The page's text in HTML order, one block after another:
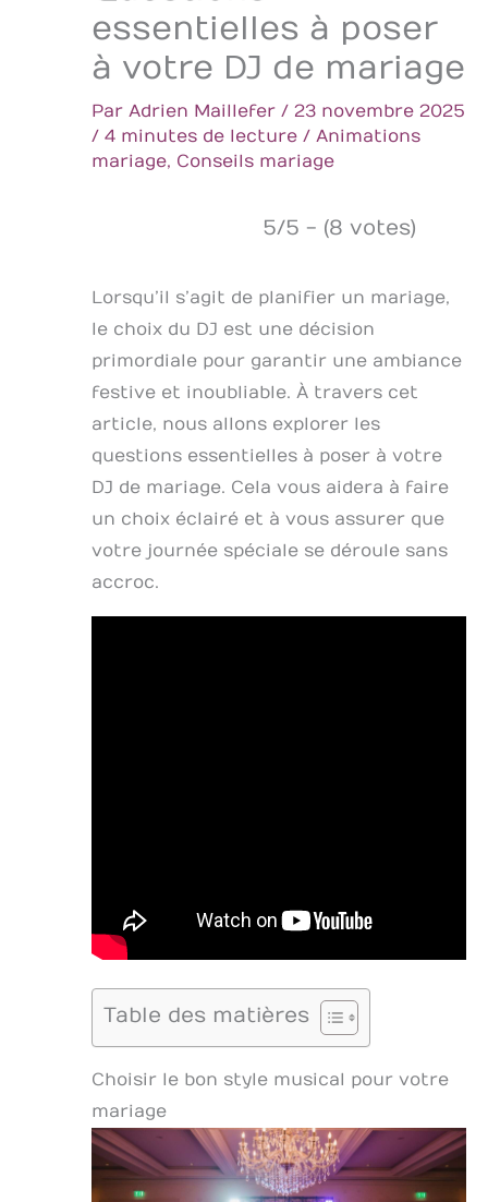
essentielles à poser
à votre DJ de mariage
Par Adrien Maillefer / 23 novembre 2025
/ 4 minutes de lecture / Animations
mariage, Conseils mariage
5/5 - (8 votes)
Lorsqu’il s’agit de planifier un mariage,
le choix du DJ est une décision
primordiale pour garantir une ambiance
festive et inoubliable. À travers cet
article, nous allons explorer les
questions essentielles à poser à votre
DJ de mariage. Cela vous aidera à faire
un choix éclairé et à vous assurer que
votre journée spéciale se déroule sans
accroc.
Table des matières
Choisir le bon style musical pour votre
mariage